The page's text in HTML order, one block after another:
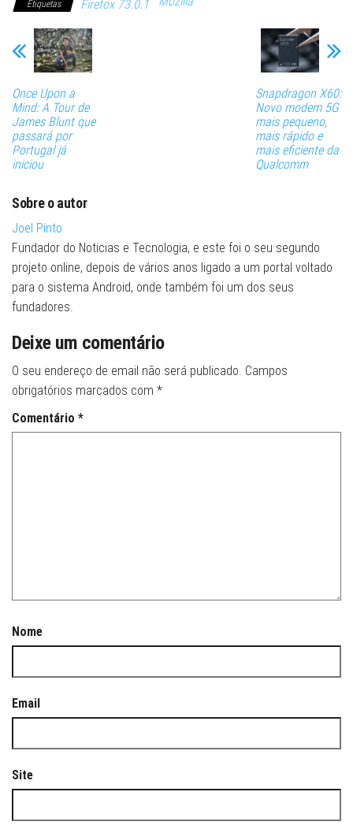
Etiquetas Firefox 73.0.1
Once Upon a
Mind: A Tour de
James Blunt que
passará por
Portugal já
iniciou
Snapdragon X60:
Novo modem 5G
mais pequeno,
mais rápido e
mais eficiente da
Qualcomm
Sobre o autor
Joel Pinto
Fundador do Noticias e Tecnologia, e este foi o seu segundo
projeto online, depois de vários anos ligado a um portal voltado
para o sistema Android, onde também foi um dos seus
fundadores.
Deixe um comentário
O seu endereço de email não será publicado. Campos
obrigatórios marcados com *
Comentário *
Nome
Email
Site